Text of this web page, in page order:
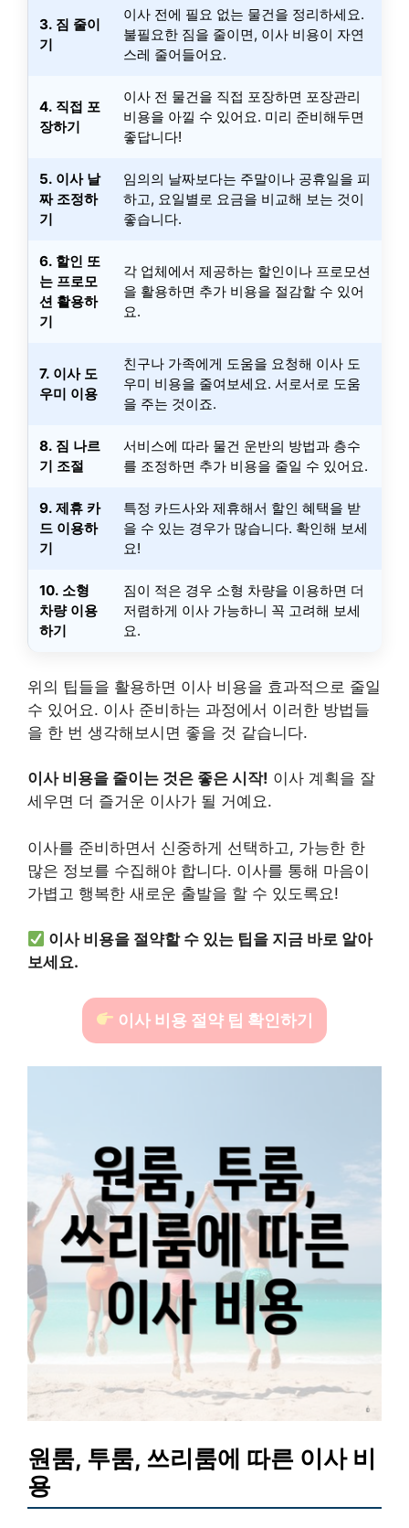
3. 짐 줄이
기
이사 전에 필요 없는 물건을 정리하세요.
불필요한 짐을 줄이면, 이사 비용이 자연
스레 줄어들어요.
4. 직접 포
장하기
이사 전 물건을 직접 포장하면 포장관리
비용을 아낄 수 있어요. 미리 준비해두면
좋답니다!
5. 이사 날
짜 조정하
기
임의의 날짜보다는 주말이나 공휴일을 피
하고, 요일별로 요금을 비교해 보는 것이
좋습니다.
6. 할인 또
는 프로모
션 활용하
기
각 업체에서 제공하는 할인이나 프로모션
을 활용하면 추가 비용을 절감할 수 있어
요.
7. 이사 도
우미 이용
친구나 가족에게 도움을 요청해 이사 도
우미 비용을 줄여보세요. 서로서로 도움
을 주는 것이죠.
8. 짐 나르
기 조절
서비스에 따라 물건 운반의 방법과 층수
를 조정하면 추가 비용을 줄일 수 있어요.
9. 제휴 카
드 이용하
기
특정 카드사와 제휴해서 할인 혜택을 받
을 수 있는 경우가 많습니다. 확인해 보세
요!
10. 소형
차량 이용
하기
짐이 적은 경우 소형 차량을 이용하면 더
저렴하게 이사 가능하니 꼭 고려해 보세
요.
위의 팁들을 활용하면 이사 비용을 효과적으로 줄일
수 있어요. 이사 준비하는 과정에서 이러한 방법들
을 한 번 생각해보시면 좋을 것 같습니다.
이사 비용을 줄이는 것은 좋은 시작! 이사 계획을 잘
세우면 더 즐거운 이사가 될 거예요.
이사를 준비하면서 신중하게 선택하고, 가능한 한
많은 정보를 수집해야 합니다. 이사를 통해 마음이
가볍고 행복한 새로운 출발을 할 수 있도록요!
이사 비용을 절약할 수 있는 팁을 지금 바로 알아
보세요.
이사 비용 절약 팁 확인하기
원룸, 투룸, 쓰리룸에 따른 이사 비
용